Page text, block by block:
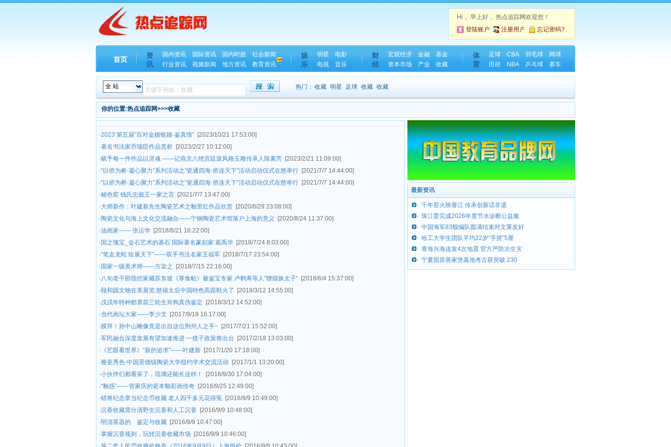
Hi， 早上好， 热点追踪网欢迎您！
登陆账户
注册用户 忘记密码?
首页
资
讯
国内资讯 国际资讯 国内时政
社会新闻
行业资讯
视频新闻 地方资讯 教育资讯
娱
乐
明星
电影
电视
音乐
财
经
宏观经济 金融
基金
资本市场
产业 收藏
体
育
足球 CBA 羽毛球
网球
田径
NBA 乒乓球 赛车
热门： 收藏 明星 足球 收藏 收藏
你的位置:热点追踪网>>>收藏
·2023’第五届“百对金婚银婚·鉴真情” [2023/10/21 17:53:00]
·著名书法家乔瑞臣作品赏析 [2023/2/27 10:12:00]
·赋予每一件作品以灵魂 ——记燕京八绝宫廷派风格玉雕传承人陈素芳 [2023/2/21 11:09:00]
·“以侨为桥·凝心聚力”系列活动之“瓷通四海·侨连天下”活动启动仪式在慈举行 [2021/7/7 14:44:00]
·“以侨为桥·凝心聚力”系列活动之“瓷通四海·侨连天下”活动启动仪式在慈举行 [2021/7/7 14:44:00]
·秘色窑 钱氏忠懿王一家之言 [2021/7/7 13:47:00]
·大师新作：叶建新先生陶瓷艺术之釉里红作品欣赏 [2020/8/29 23:08:00]
·陶瓷文化与海上文化交流融合——宁钢陶瓷艺术馆落户上海的意义
[2020/8/24 11:37:00]
·油画家—— 张运华 [2018/8/21 16:22:00]
· 国之瑰宝_金石艺术的基石 国际著名篆刻家:葛禹华 [2018/7/24 8:03:00]
·“笔走龙蛇 绘展天下”——双手书法名家王福军 [2018/7/17 23:54:00]
· 国家一级美术师——方染之
[2018/7/15 22:16:00]
·八旬老干部指控家藏苏东坡《寒食帖》被鉴宝专家 卢鹤寿等人“狸猫换太子” [2018/6/4 15:37:00]
·颐和园文物在美展览:慈禧太后中国特色高跟鞋火了
[2018/3/12 14:55:00]
·戊戌年特种邮票前三轮生肖狗真伪鉴定
[2018/3/12 14:52:00]
·当代画坛大家——李少文
[2017/9/19 16:17:00]
· 膜拜！孙中山雕像竟是出自这位荆州人之手~ [2017/7/21 15:52:00]
·军民融合深度发展有望加速推进 一揽子政策将出台
[2017/2/18 13:03:00]
· 《艺眼看世界》“新的追求”——叶建新 [2017/1/20 17:18:00]
·雅瓷秀色-中国景德镇陶瓷大学纽约学术交流活动
[2017/1/1 13:20:00]
·小伙伴们都看呆了，琉璃还能长这样！
[2016/9/30 17:04:00]
·“釉惑”——管家庆的瓷本釉彩画传奇 [2016/9/25 12:49:00]
·错将纪念章当纪念币收藏 老人四千多元花得冤 [2016/9/9 10:49:00]
·沉香收藏需分清野生沉香和人工沉香 [2016/9/9 10:48:00]
·明清茶器的 鉴定与收藏 [2016/9/9 10:47:00]
·掌握沉香规则，玩转沉香收藏市场
[2016/9/9 10:46:00]
最新资讯
· 千年窑火映香江 传承创新话非遗
· 珠江委完成2026年度节水诊断公益服
· 中国海军83舰编队圆满结束对文莱友好
· 哈工大学生团队平均22岁“手搓”5厘
· 青海兴海连发4次地震 官方严防次生灾
· 宁夏固原善家堡墓地考古获突破 230